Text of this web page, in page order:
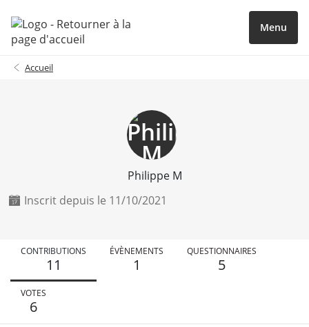
Menu
Accueil
Philippe M
Inscrit depuis le 11/10/2021
CONTRIBUTIONS
11
ÉVÈNEMENTS
1
QUESTIONNAIRES
5
VOTES
6